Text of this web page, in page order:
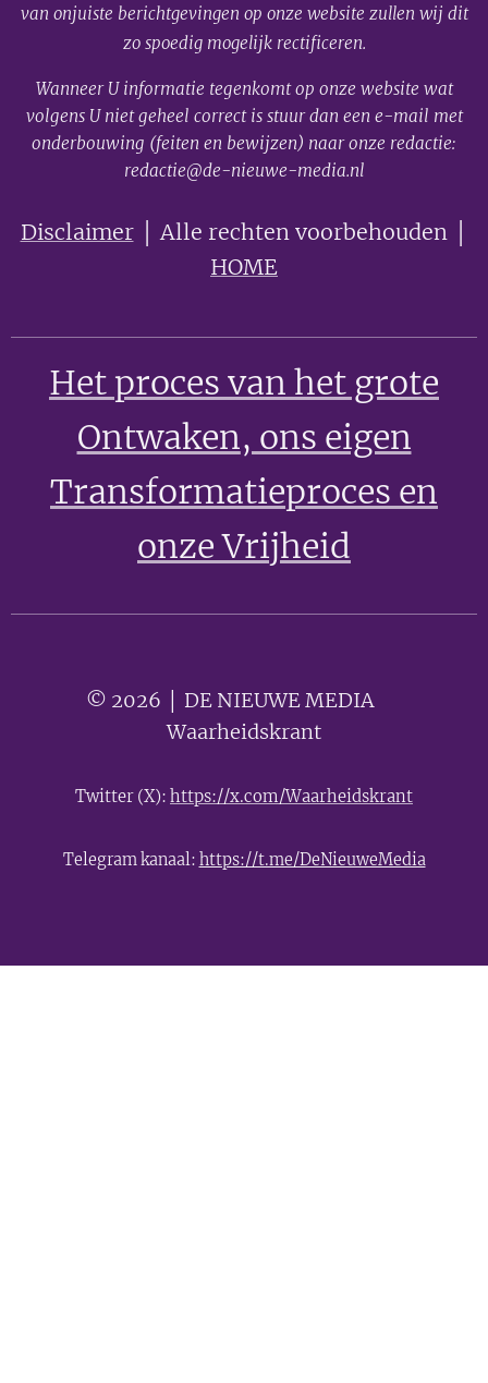
van onjuiste berichtgevingen op onze website zullen wij dit
zo spoedig mogelijk rectificeren.
Wanneer U informatie tegenkomt op onze website wat
volgens U niet geheel correct is stuur dan een e-mail met
onderbouwing (feiten en bewijzen) naar onze redactie:
redactie@de-nieuwe-media.nl
Disclaimer│ Alle rechten voorbehouden │
HOME
Het proces van het grote
Ontwaken, ons eigen
Transformatieproces en
onze Vrijheid
© 2026 │ DE NIEUWE MEDIA 🟣
Waarheidskrant
Twitter (X): https://x.com/Waarheidskrant
Telegram kanaal: https://t.me/DeNieuweMedia